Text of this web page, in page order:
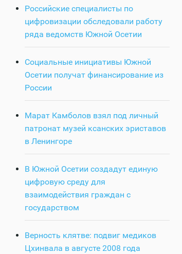
Российские специалисты по
цифровизации обследовали работу
ряда ведомств Южной Осетии
Социальные инициативы Южной
Осетии получат финансирование из
России
Марат Камболов взял под личный
патронат музей ксанских эриставов
в Ленингоре
В Южной Осетии создадут единую
цифровую среду для
взаимодействия граждан с
государством
Верность клятве: подвиг медиков
Цхинвала в августе 2008 года